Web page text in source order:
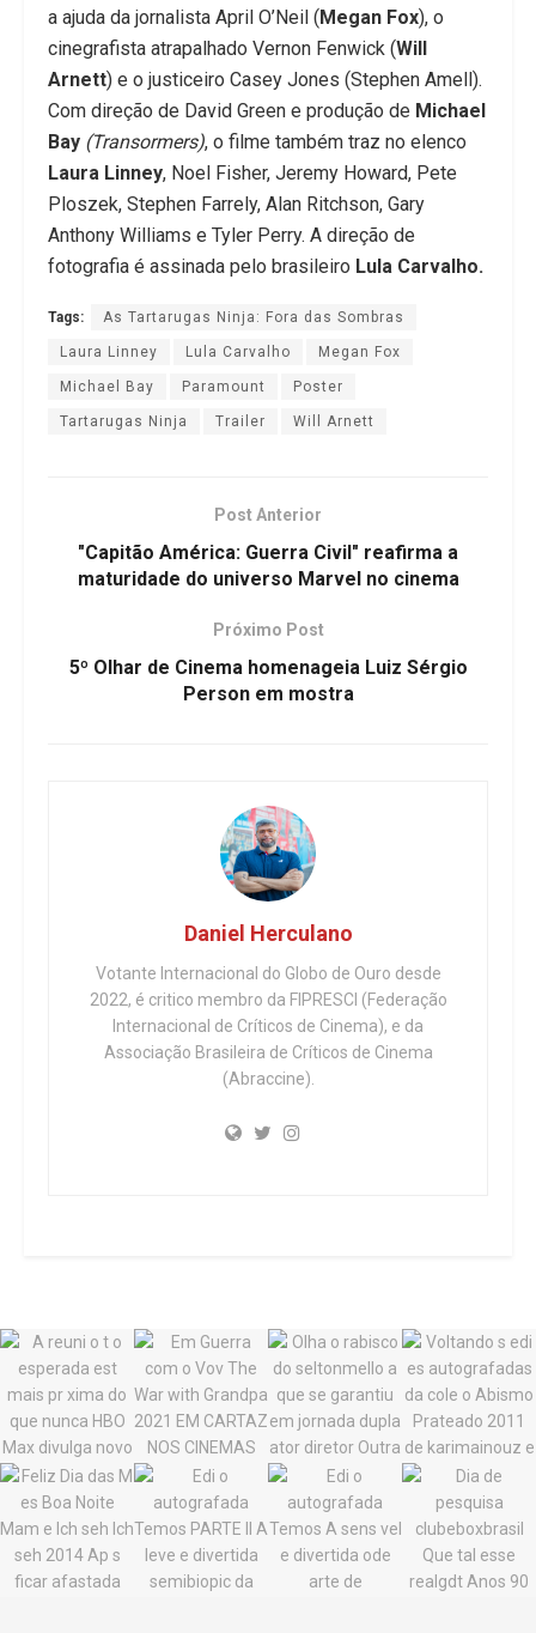
a ajuda da jornalista April O’Neil (Megan Fox), o
cinegrafista atrapalhado Vernon Fenwick (Will
Arnett) e o justiceiro Casey Jones (Stephen Amell).
Com direção de David Green e produção de Michael
Bay (Transormers), o filme também traz no elenco
Laura Linney, Noel Fisher, Jeremy Howard, Pete
Ploszek, Stephen Farrely, Alan Ritchson, Gary
Anthony Williams e Tyler Perry. A direção de
fotografia é assinada pelo brasileiro Lula Carvalho.
Tags: As Tartarugas Ninja: Fora das Sombras
Laura Linney Lula Carvalho Megan Fox
Michael Bay Paramount Poster
Tartarugas Ninja Trailer Will Arnett
Post Anterior
"Capitão América: Guerra Civil" reafirma a
maturidade do universo Marvel no cinema
Próximo Post
5º Olhar de Cinema homenageia Luiz Sérgio
Person em mostra
Daniel Herculano
Votante Internacional do Globo de Ouro desde
2022, é critico membro da FIPRESCI (Federação
Internacional de Críticos de Cinema), e da
Associação Brasileira de Críticos de Cinema
(Abraccine).